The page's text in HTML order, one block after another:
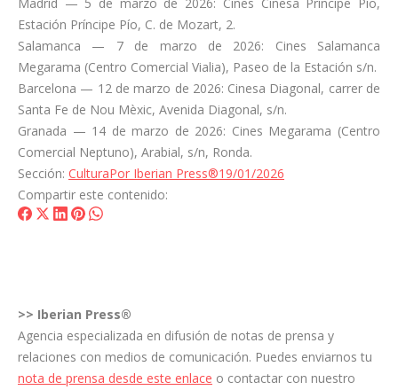
Madrid — 5 de marzo de 2026: Cines Cinesa Príncipe Pío,
Estación Príncipe Pío, C. de Mozart, 2.
Salamanca — 7 de marzo de 2026: Cines Salamanca
Megarama (Centro Comercial Vialia), Paseo de la Estación s/n.
Barcelona — 12 de marzo de 2026: Cinesa Diagonal, carrer de
Santa Fe de Nou Mèxic, Avenida Diagonal, s/n.
Granada — 14 de marzo de 2026: Cines Megarama (Centro
Comercial Neptuno), Arabial, s/n, Ronda.
Sección: CulturaPor Iberian Press®19/01/2026
Compartir este contenido:
ShareShareShare
ShareShare
>> Iberian Press®
Agencia especializada en difusión de notas de prensa y
relaciones con medios de comunicación. Puedes enviarnos tu
nota de prensa desde este enlace o contactar con nuestro